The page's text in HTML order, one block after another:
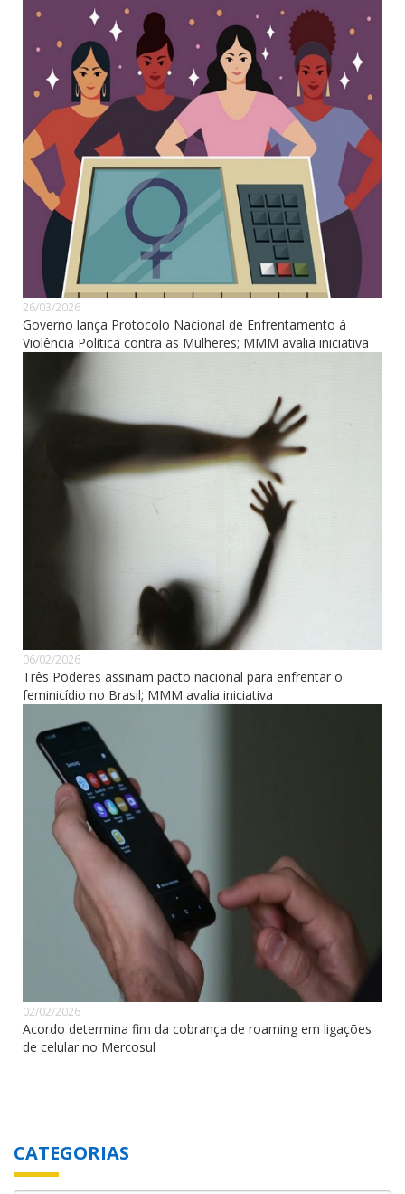
26/03/2026
Governo lança Protocolo Nacional de Enfrentamento à
Violência Política contra as Mulheres; MMM avalia iniciativa
06/02/2026
Três Poderes assinam pacto nacional para enfrentar o
feminicídio no Brasil; MMM avalia iniciativa
02/02/2026
Acordo determina fim da cobrança de roaming em ligações
de celular no Mercosul
CATEGORIAS